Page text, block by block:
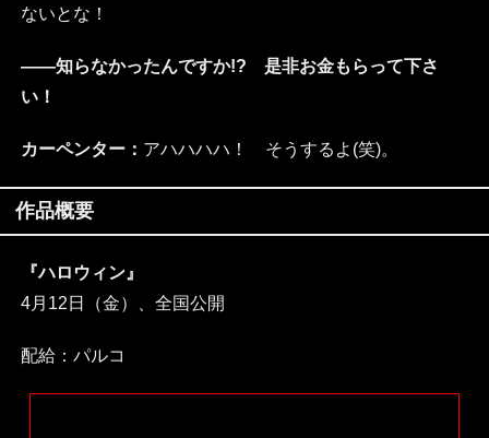
ないとな！
――知らなかったんですか!? 是非お金もらって下さ
い！
カーペンター： アハハハハ！ そうするよ(笑)。
作品概要
『ハロウィン』
4月12日（金）、全国公開
配給：パルコ